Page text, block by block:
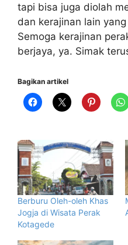
tapi bisa juga diolah
dan kerajinan lain
Semoga kerajinan
berjaya, ya. Simak
Bagikan artikel
Berburu Oleh-oleh Khas
Jogja di Wisata Perak
Kotagede